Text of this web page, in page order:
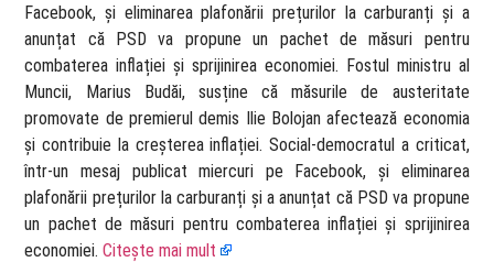
Facebook, și eliminarea plafonării prețurilor la carburanți și a
anunțat că PSD va propune un pachet de măsuri pentru
combaterea inflației și sprijinirea economiei. Fostul ministru al
Muncii, Marius Budăi, susține că măsurile de austeritate
promovate de premierul demis Ilie Bolojan afectează economia
și contribuie la creșterea inflației. Social-democratul a criticat,
într-un mesaj publicat miercuri pe Facebook, și eliminarea
plafonării prețurilor la carburanți și a anunțat că PSD va propune
un pachet de măsuri pentru combaterea inflației și sprijinirea
economiei.Citește mai mult